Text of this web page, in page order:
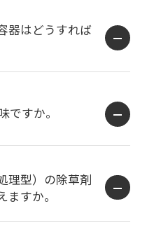
器はどうすれば
ですか。
理型）の除草剤
すか。